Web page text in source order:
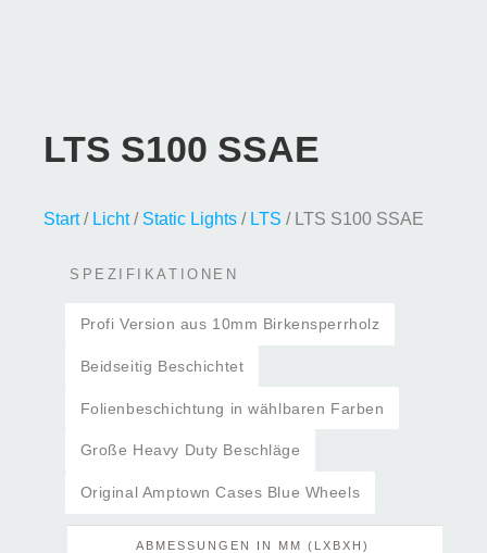
LTS S100 SSAE
Start/ Licht/ Static Lights / LTS / LTS S100 SSAE
SPEZIFIKATIONEN
Profi Version aus 10mm Birkensperrholz
Beidseitig Beschichtet
Folienbeschichtung in wählbaren Farben
Große Heavy Duty Beschläge
Original Amptown Cases Blue Wheels
ABMESSUNGEN IN MM (LXBXH)